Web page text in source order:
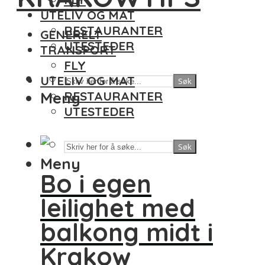
UTELIV OG MAT
RESTAURANTER
UTESTEDER
Søk
Meny
GENERELT
TRANSPORT
FLY
UTELIV OG MAT
RESTAURANTER
UTESTEDER
Søk
Meny
Bo i egen
leilighet med
balkong midt i
Krakow